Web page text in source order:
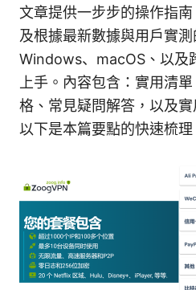
文章提供一步步的操作指
及根據最新數據與用戶實
Windows、macOS、以及
上手。內容包含：實用清
格、常見疑問解答，以及
以下是本篇要點的快速梳理